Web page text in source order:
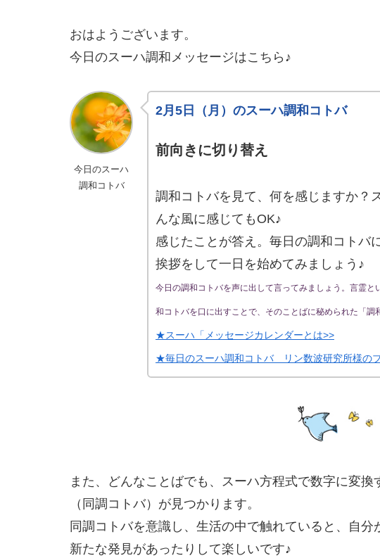
おはようございます。
今日のスーハ調和メッセージはこちら♪
今日のスーハ
調和コトバ
2月5日（月）のスーハ調和コトバ
前向きに切り替え
調和コトバを見て、何を感じますか？
んな風に感じてもOK♪
感じたことが答え。毎日の調和コトバ
挨拶をして一日を始めてみましょう♪
今日の調和コトバを声に出して言ってみましょう。言霊
和コトバを口に出すことで、そのことばに秘められた「調
★スーハ「メッセージカレンダーとは>>
★毎日のスーハ調和コトバ リン数波研究所様のブ
また、どんなことばでも、スーハ方程式で数字に変
（同調コトバ）が見つかります。
同調コトバを意識し、生活の中で触れていると、自分
新たな発見があったりして楽しいです♪